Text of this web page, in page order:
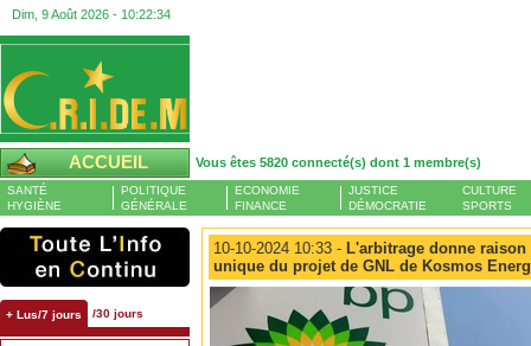
Dim, 9 Août 2026 - 10:22:34
ACCUEIL Vous êtes 5820 connecté(s) dont 1 membre(s)
SANTÉ
HYGIÈNE
POLITIQUE
GÉNÉRALE
ECONOMIE
FINANCE
JUSTICE
DÉMOCRATIE
CULTURE
SPORTS
+ Lus/7 jours /30 jours
10-10-2024 10:33 - L'arbitrage donne
unique du projet de GNL de Kosmos